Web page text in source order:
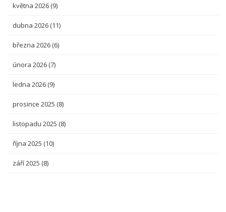
května 2026 (9)
dubna 2026 (11)
března 2026 (6)
února 2026 (7)
ledna 2026 (9)
prosince 2025 (8)
listopadu 2025 (8)
října 2025 (10)
září 2025 (8)